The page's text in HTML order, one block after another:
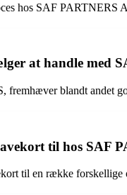
hos SAF PARTNERS
at handle med
fremhæver blandt andet
til hos SAF
til en række forskellige